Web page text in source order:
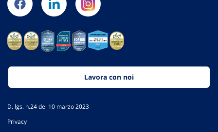
Lavora con noi
D. lgs. n.24 del 10 marzo 2023
Privacy